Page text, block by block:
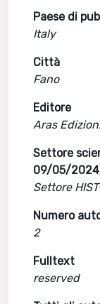
Paese di
Italy
Città
Fano
Editore
Aras
Settore
09/05/
Settore
Numero
2
Fulltext
reserved